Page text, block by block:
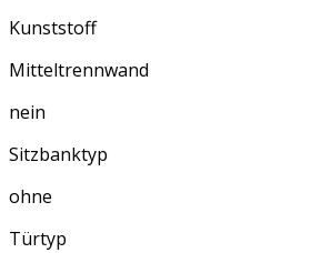
Kunststoff
Mitteltrennwand
nein
Sitzbanktyp
ohne
Türtyp